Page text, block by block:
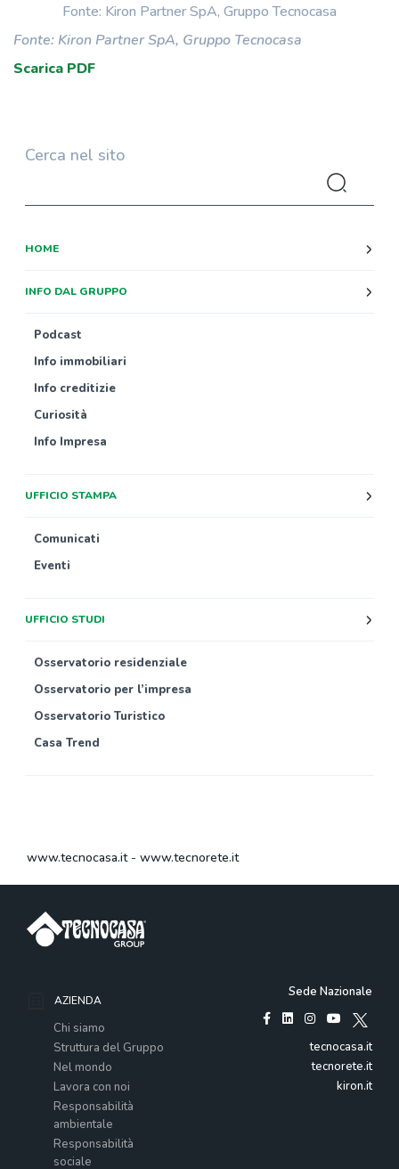
Fonte: Kiron Partner SpA, Gruppo Tecnocasa
Fonte: Kiron Partner SpA, Gruppo Tecnocasa
Scarica PDF
Cerca nel sito
HOME
INFO DAL GRUPPO
Podcast
Info immobiliari
Info creditizie
Curiosità
Info Impresa
UFFICIO STAMPA
Comunicati
Eventi
UFFICIO STUDI
Osservatorio residenziale
Osservatorio per l’impresa
Osservatorio Turistico
Casa Trend
www.tecnocasa.it- www.tecnorete.it
AZIENDA
Chi siamo
Struttura del Gruppo
Nel mondo
Lavora con noi
Responsabilità
ambientale
Responsabilità
sociale
Sede Nazionale
tecnocasa.it
tecnorete.it
kiron.it